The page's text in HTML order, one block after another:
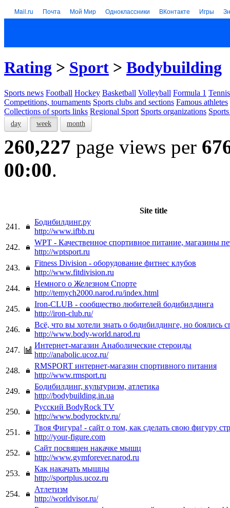
Mail.ru Почта Мой Мир Одноклассники ВКонтакте Игры
Rating > Sport > Bodybuilding
Sports news Football Hockey Basketball Volleyball Formula 1 Tennis
Competitions, tournaments Sports clubs and sections Famous athletes
Collections of sports links Regional Sport Sports organizations
day week month
260,227 page views per
00:00.
Site title
241.
Бодибилдинг.ру
http://www.ifbb.ru
242.
WPT - Качественное спортивное питание, магазины
http://wptsport.ru
243.
Fitness Division - оборудование фитнес клубов
http://www.fitdivision.ru
244.
Немного о Железном Спорте
http://temych2000.narod.ru/index.html
245.
Iron-CLUB - сообщество любителей бодибилдинга
http://iron-club.ru/
246.
Всё, что вы хотели знать о бодибилдинге, но боялись
http://www.body-world.narod.ru
247.
Интернет-магазин Анаболические стероиды
http://anabolic.ucoz.ru/
248.
RMSPORT интернет-магазин спортивного питания
http://www.rmsport.ru
249.
Бодибилдинг, культуризм, атлетика
http://bodybuilding.in.ua
250.
Русский BodyRock TV
http://www.bodyrocktv.ru/
251.
Твоя Фигура! - сайт о том, как сделать свою фигуру
http://your-figure.com
252.
Сайт посвящен накачке мышц
http://www.gymforever.narod.ru
253.
Как накачать мышцы
http://sportplus.ucoz.ru
254.
Атлетизм
http://worldvisor.ru/